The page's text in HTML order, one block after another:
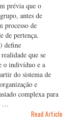
prévia que o
antes de
processo de
de pertença.
define
que se
o indivíduo e a
do sistema de
e
complexa para
…
Read Article